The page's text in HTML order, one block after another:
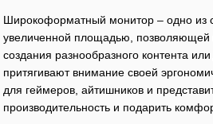
Широкоформатный монитор – одно из
увеличенной площадью, позволяющей
создания разнообразного контента
притягивают внимание своей
для геймеров, айтишников и
производительность и подарить